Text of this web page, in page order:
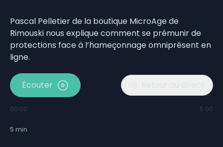
Pascal Pelletier de la boutique MicroAge de
Rimouski nous explique comment se prémunir de
protections face à l’hameçonnage omniprésent en
ligne.
Écouter Retour au direct
00:00 5:00
5 min